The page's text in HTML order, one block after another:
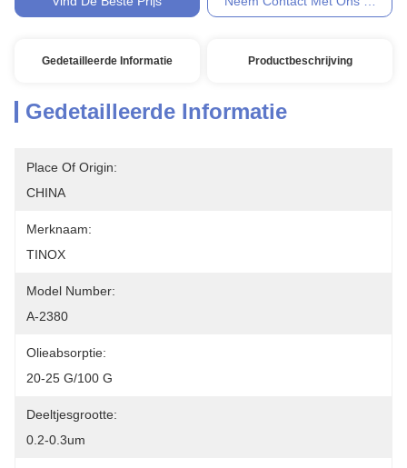
Gedetailleerde Informatie Productbeschrijving
Gedetailleerde Informatie
Place Of Origin:
CHINA
Merknaam:
TINOX
Model Number:
A-2380
Olieabsorptie:
20-25 G/100 G
Deeltjesgrootte:
0.2-0.3um